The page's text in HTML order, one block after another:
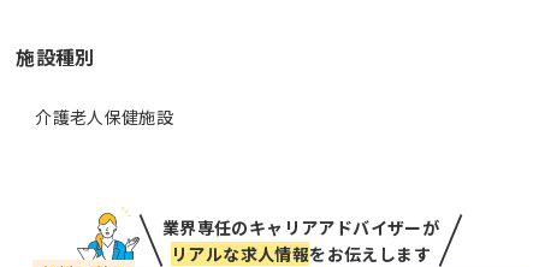
施設種別
介護老人保健施設
業界専任のキャリアアドバイザーが
リアルな求人情報をお伝えします